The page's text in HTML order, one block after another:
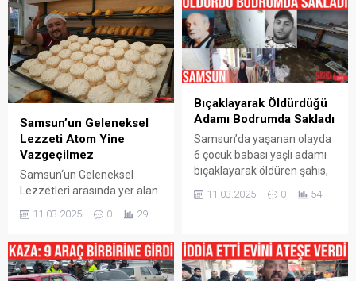
Samsun’un Geleneksel
Lezzeti Atom Yine
Vazgeçilmez
Samsun‘un Geleneksel
Lezzetleri arasında yer alan
ayında da İftar Sofraları
sürdürüyor. Fırın ustalarının
yoğun mesai harcadığı atom
11.03.2025 0 29
Bıçaklayarak Öldürdüğü
Adamı Bodrumda Sakladı
Samsun’da yaşanan olayda
6 çocuk babası yaşlı adamı
bıçaklayarak öldüren şahıs,
cesedi 4 gün boyunca
babasının evinin
Canik ilçesi Yavuzselim
Mahallesi’nde meydana
11.03.2025 0 54